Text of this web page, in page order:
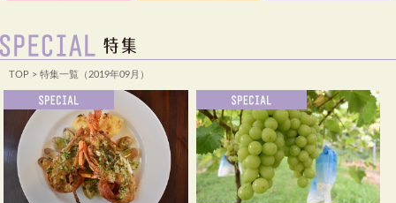
TOP > 特集一覧（2019年09月）